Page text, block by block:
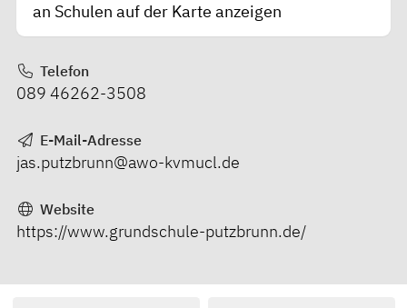
an Schulen auf der Karte anzeigen
Telefon
089 46262-3508
E-Mail-Adresse
jas.putzbrunn@awo-kvmucl.de
Website
https://www.grundschule-putzbrunn.de/